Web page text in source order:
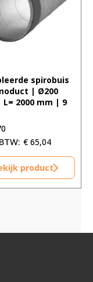
spirobuis
| Ø200
2000 mm | 9
€ 65,04
product